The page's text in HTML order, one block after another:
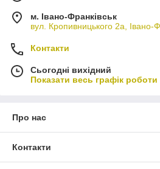
м. Івано-Франківськ
вул. Кропивницького 2а, Івано-
Контакти
Сьогодні вихідний
Показати весь графік роботи
Про нас
Контакти